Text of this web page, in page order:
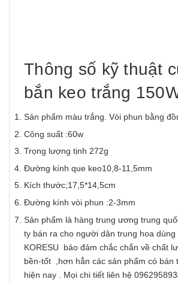
Thông số kỹ thuật
bắn keo trắng
Sản phẩm màu trắng. Vòi phun bằng
Công suất :60w
Trọng lượng tịnh 272g
Đường kính que keo10,8-11,5mm
Kích thước;17,5*14,5cm
Đường kính vòi phun :2-3mm
Sản phẩm là hàng trung ương trung
ty bán ra cho người dân trung hoa dùng
KORESU bảo đảm chắc chắn về chất
bền-tốt ,hơn hẳn các sản phẩm có bán
hiện nay . Mọi chi tiết liên hệ